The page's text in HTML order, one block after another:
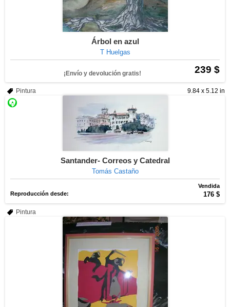
Árbol en azul
T Huelgas
239 $
¡Envío y devolución gratis!
9.84 x 5.12 in
Pintura
Santander- Correos y Catedral
Tomás Castaño
Vendida
Reproducción desde:
176 $
Pintura